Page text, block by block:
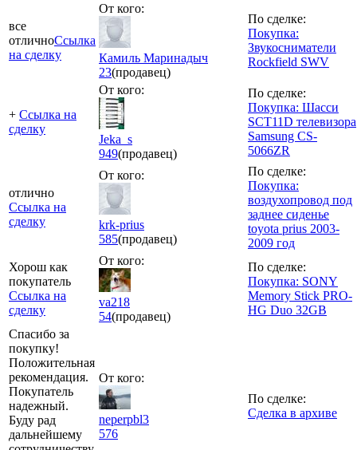
все
отличноСсылка
на сделку
От кого:
Камиль Маринадыч
23(продавец)
По сделке:
Покупка:
Звукосниматели
Rockfield SWV
+ Ссылка на
сделку
От кого:
Jeka_s
949(продавец)
По сделке:
Покупка: Шасси
SCT11D телевизора
Samsung CS-
5066ZR
отлично
Ссылка на
сделку
От кого:
krk-prius
585(продавец)
По сделке:
Покупка:
воздухопровод под
заднее сиденье
toyota prius 2003-
2009 год
Хорош как
покупатель
Ссылка на
сделку
От кого:
va218
54(продавец)
По сделке:
Покупка: SONY
Memory Stick PRO-
HG Duo 32GB
Спасибо за
покупку!
Положительная
рекомендация.
Покупатель
надежный.
Буду рад
дальнейшему
От кого:
neperpbl3
576
По сделке:
Сделка в архиве